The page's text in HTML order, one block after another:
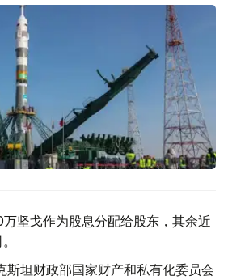
坚戈作为股息分配给股东，其余近
斯坦财政部国家财产和私有化委员会